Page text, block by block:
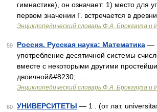
гимнастике), он означает: 1) место для
первом значении Г. встречается в
Энциклопедический словарь Ф.А. Брокгауза
59 Россия. Русская наука: Математика —
употребление десятичной системы
вместе с некоторыми другими
двоичной&#8230; …
Энциклопедический словарь Ф.А. Брокгауза
60 УНИВЕРСИТЕТЫ — 1 . (от лат.